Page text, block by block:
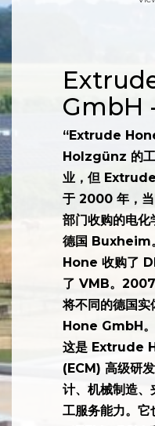
GmbH
“Extrude
Holzgünz 的工
业，但
于 2000 年，
部门收购的电化
德国 Buxheim
Hone 收购了
了 VMB。
将不同的德国
Hone GmbH。
这是 Extrude
(ECM) 高级研
计、机械制造、